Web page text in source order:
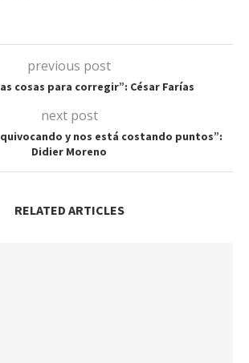
previous post
cosas para corregir”: César Farías
next post
y nos está costando puntos”:
Didier Moreno
RELATED ARTICLES